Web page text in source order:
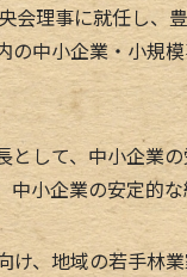
会理事に就任し、
の中小企業・小規
して、中小企業
小企業の安定的
、地域の若手林